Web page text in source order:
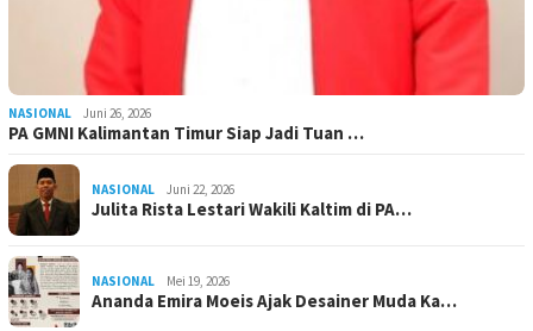
NASIONAL Juni 26, 2026
PA GMNI Kalimantan Timur Siap Jadi Tuan …
NASIONAL Juni 22, 2026
Julita Rista Lestari Wakili Kaltim di PA…
NASIONAL Mei 19, 2026
Ananda Emira Moeis Ajak Desainer Muda Ka…